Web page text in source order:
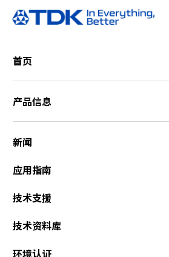
首页
产品信息
新闻
应用指南
技术支援
技术资料库
环境认证